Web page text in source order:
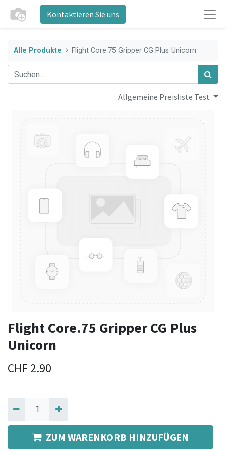
Kontaktieren Sie uns
Alle Produkte Flight Core.75 Gripper CG Plus Unicorn
Allgemeine Preisliste Test
Flight Core.75 Gripper CG Plus
Unicorn
CHF 2.90
ZUM WARENKORB HINZUFÜGEN